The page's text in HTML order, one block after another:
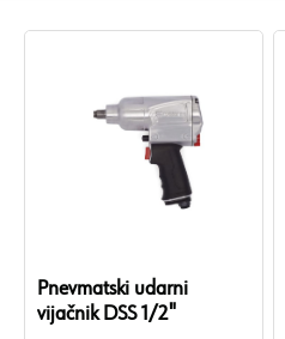
Pnevmatski udarni
vijačnik DSS 1/2"